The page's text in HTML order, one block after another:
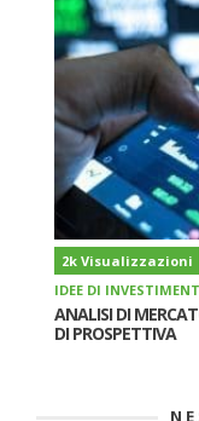
2k Visualizzazioni
IDEE DI
ANALISI DI
DI PROSPETTIVA